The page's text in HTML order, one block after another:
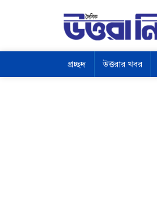
প্রচ্ছদ উত্তরার খবর